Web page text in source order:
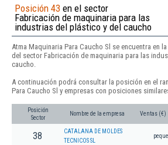
Posición 43 en el sector
Fabricación de maquinaria para las
industrias del plástico y del caucho
Atma Maquinaria Para Caucho Sl se encuentra en
del sector Fabricación de maquinaria para las
caucho.
A continuación podrá consultar la posición en el
Para Caucho Sl y empresas con posiciones
Posición
Sector
Nombre de la empresa Ventas (€)
38
CATALANA DE MOLDES
TECNICOS SL